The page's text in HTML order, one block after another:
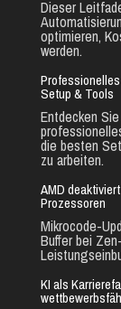
Dieser
optimieren,
werden.
Setup & Tools
Entdecken
die besten
zu arbeiten.
AMD
Prozessoren
Mikrocode-
Buffer bei
KI als